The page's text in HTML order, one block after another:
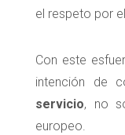
el respeto por
Con este
intención de
servicio, no
europeo.